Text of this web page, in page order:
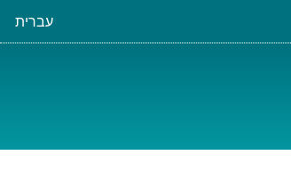
עברית